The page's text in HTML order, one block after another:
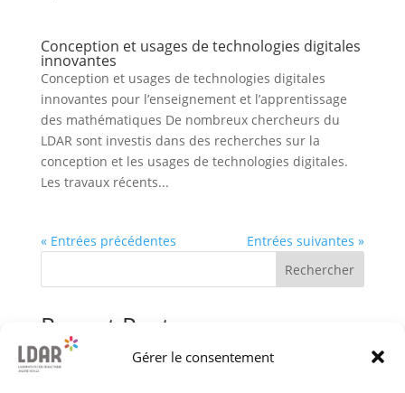
Gérer le consentement
Conception et usages de technologies digitales
innovantes
Conception et usages de technologies digitales
innovantes pour l’enseignement et l’apprentissage
des mathématiques De nombreux chercheurs du
LDAR sont investis dans des recherches sur la
conception et les usages de technologies digitales.
Les travaux récents...
« Entrées précédentes
Entrées suivantes »
Rechercher
Recent Posts
Soutenance de Thèse de Zahida Sayadi